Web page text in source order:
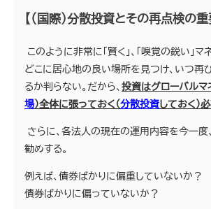
【（国際）分散投資とその再点検の重
このように非常に「賢く」、「嗅覚の鋭い」
どこに居心地の良い場所を見つけ、いつ再
るか判らない。だから、 投資はグローバルマ
場）全体に張っておく（分散投資しておく）
さらに、各法人の現在の運用内容を今一度
勧めする。
例えば、債券ばかりに偏重していないか？
債券ばかりに偏っていないか？